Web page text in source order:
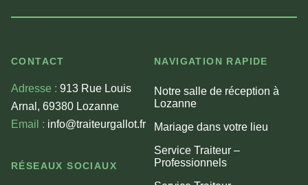
CONTACT
Adresse : 913 Rue Louis
Arnal, 69380 Lozanne
Email : info@traiteurgallot.fr
RÉSEAUX SOCIAUX
NAVIGATION RAPIDE
Notre salle de réception à
Lozanne
Mariage dans votre lieu
Service Traiteur –
Professionnels